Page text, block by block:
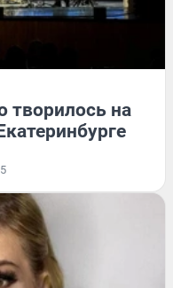
творилось на